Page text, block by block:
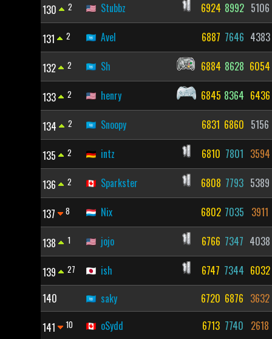
130 2 Stubbz 6924 8992 5106
131 2 Avel 6887 7646 4383
132 2 Sh 6884 8628 6054
133 2 henry 6845 8364 6436
134 2 Snoopy 6831 6860 5156
135 2 intz 6810 7801 3594
136 2 Sparkster 6808 7793 5389
137 8 Nix 6802 7035 3911
138 1 jojo 6766 7347 4038
139 27 ish 6747 7344 6032
140
saky 6720 6876 3632
141 10 oSydd 6713 7740 2618